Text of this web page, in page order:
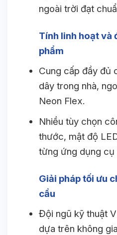
ngoài trời đạt
Tính linh hoạt và
phẩm
Cung cấp đầy đủ
dây trong nhà,
Neon Flex.
Nhiều tùy chọn
thước, mật độ
từng ứng dụng cụ
Giải pháp tối ưu
cầu
Đội ngũ kỹ thuật
dựa trên không